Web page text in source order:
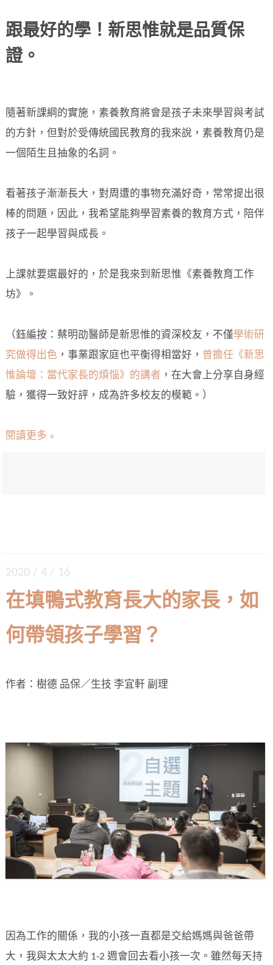
跟最好的學！新思惟就是品質保
證。
隨著新課綱的實施，素養教育將會是孩子未來學習與考試
的方針，但對於受傳統國民教育的我來說，素養教育仍是
一個陌生且抽象的名詞。
看著孩子漸漸長大，對周遭的事物充滿好奇，常常提出很
棒的問題，因此，我希望能夠學習素養的教育方式，陪伴
孩子一起學習與成長。
上課就要選最好的，於是我來到新思惟《素養教育工作
坊》。
（鈺編按：蔡明劭醫師是新思惟的資深校友，不僅學術研
究做得出色 ，事業跟家庭也平衡得相當好， 曾擔任《新思
惟論壇：當代家長的煩惱》的講者 ，在大會上分享自身經
驗，獲得一致好評，成為許多校友的模範。）
閱讀更多 »
2020 / 4 / 16
在填鴨式教育長大的家長，如
何帶領孩子學習？
作者：樹德 品保／生技 李宜軒 副理
因為工作的關係，我的小孩一直都是交給媽媽與爸爸帶
大，我與太太大約 1-2 週會回去看小孩一次。雖然每天持